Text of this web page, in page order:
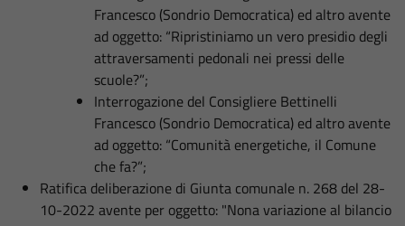
Francesco (Sondrio Democratica) ed altro avente
ad oggetto: “Ripristiniamo un vero presidio degli
attraversamenti pedonali nei pressi delle
scuole?”;
Interrogazione del Consigliere Bettinelli
Francesco (Sondrio Democratica) ed altro avente
ad oggetto: “Comunità energetiche, il Comune
che fa?”;
Ratifica deliberazione di Giunta comunale n. 268 del 28-
10-2022 avente per oggetto: "Nona variazione al bilancio